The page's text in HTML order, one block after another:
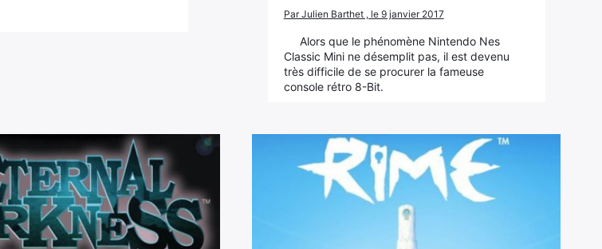
Par Julien Barthet , le 9 janvier 2017
Alors que le phénomène Nintendo Nes
Classic Mini ne désemplit pas, il est devenu
très difficile de se procurer la fameuse
console rétro 8-Bit.